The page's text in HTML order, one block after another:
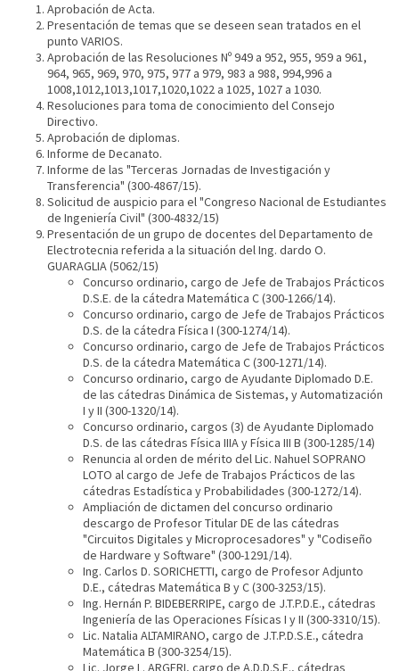
Aprobación de Acta.
Presentación de temas que se deseen sean tratados en el
punto VARIOS.
Aprobación de las Resoluciones Nº 949 a 952, 955, 959 a 961,
964, 965, 969, 970, 975, 977 a 979, 983 a 988, 994,996 a
1008,1012,1013,1017,1020,1022 a 1025, 1027 a 1030.
Resoluciones para toma de conocimiento del Consejo
Directivo.
Aprobación de diplomas.
Informe de Decanato.
Informe de las "Terceras Jornadas de Investigación y
Transferencia" (300-4867/15).
Solicitud de auspicio para el "Congreso Nacional de Estudiantes
de Ingeniería Civil" (300-4832/15)
Presentación de un grupo de docentes del Departamento de
Electrotecnia referida a la situación del Ing. dardo O.
GUARAGLIA (5062/15)
Concurso ordinario, cargo de Jefe de Trabajos Prácticos
D.S.E. de la cátedra Matemática C (300-1266/14).
Concurso ordinario, cargo de Jefe de Trabajos Prácticos
D.S. de la cátedra Física I (300-1274/14).
Concurso ordinario, cargo de Jefe de Trabajos Prácticos
D.S. de la cátedra Matemática C (300-1271/14).
Concurso ordinario, cargo de Ayudante Diplomado D.E.
de las cátedras Dinámica de Sistemas, y Automatización
I y II (300-1320/14).
Concurso ordinario, cargos (3) de Ayudante Diplomado
D.S. de las cátedras Física IIIA y Física III B (300-1285/14)
Renuncia al orden de mérito del Lic. Nahuel SOPRANO
LOTO al cargo de Jefe de Trabajos Prácticos de las
cátedras Estadística y Probabilidades (300-1272/14).
Ampliación de dictamen del concurso ordinario
descargo de Profesor Titular DE de las cátedras
"Circuitos Digitales y Microprocesadores" y "Codiseño
de Hardware y Software" (300-1291/14).
Ing. Carlos D. SORICHETTI, cargo de Profesor Adjunto
D.E., cátedras Matemática B y C (300-3253/15).
Ing. Hernán P. BIDEBERRIPE, cargo de J.T.P.D.E., cátedras
Ingeniería de las Operaciones Físicas I y II (300-3310/15).
Lic. Natalia ALTAMIRANO, cargo de J.T.P.D.S.E., cátedra
Matemática B (300-3254/15).
Lic. Jorge L. ARGERI, cargo de A.D.D.S.E., cátedras